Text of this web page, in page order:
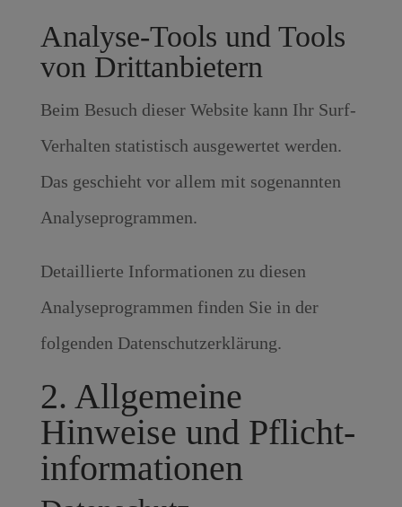
Analyse-Tools und Tools
von Dritt­anbietern
Beim Besuch dieser Website kann Ihr Surf-
Verhalten statistisch ausgewertet werden.
Das geschieht vor allem mit sogenannten
Analyseprogrammen.
Detaillierte Informationen zu diesen
Analyseprogrammen finden Sie in der
folgenden Datenschutzerklärung.
2. Allgemeine
Hinweise und Pflicht­
informationen